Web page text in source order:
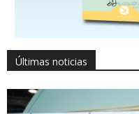
Últimas noticias